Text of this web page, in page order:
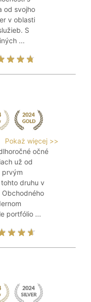
od svojho
v oblasti
S
...
Pokaż więcej >>
očné
už od
prvým
druhu v
Obchodného
portfólio ...